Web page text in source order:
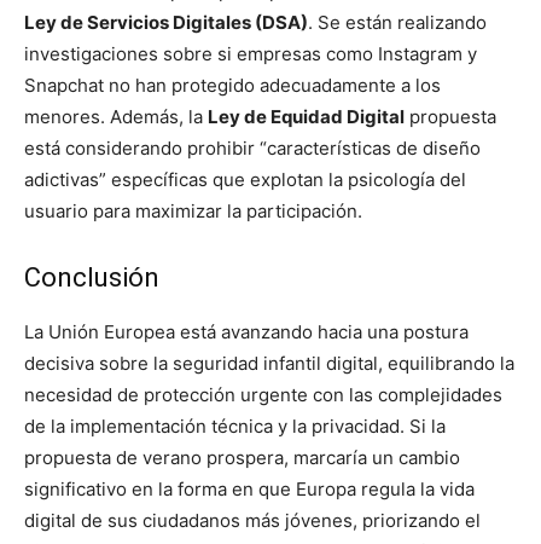
Ley de Servicios Digitales (DSA). Se están realizando
investigaciones sobre si empresas como Instagram y
Snapchat no han protegido adecuadamente a los
menores. Además, la Ley de Equidad Digital propuesta
está considerando prohibir “características de diseño
adictivas” específicas que explotan la psicología del
usuario para maximizar la participación.
Conclusión
La Unión Europea está avanzando hacia una postura
decisiva sobre la seguridad infantil digital, equilibrando la
necesidad de protección urgente con las complejidades
de la implementación técnica y la privacidad. Si la
propuesta de verano prospera, marcaría un cambio
significativo en la forma en que Europa regula la vida
digital de sus ciudadanos más jóvenes, priorizando el